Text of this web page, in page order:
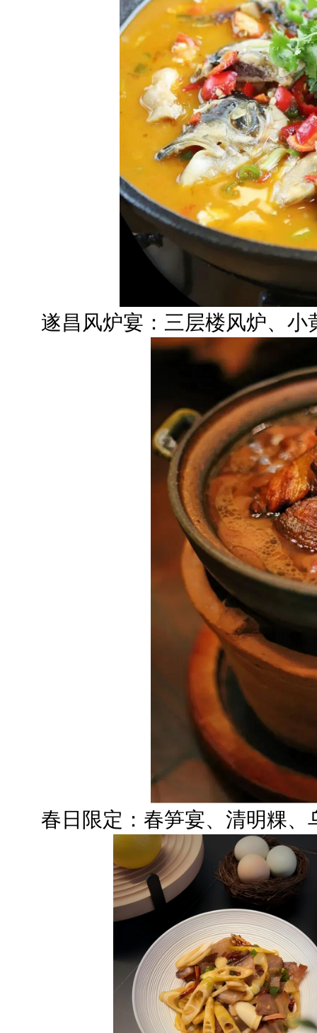
遂昌风炉宴：三层楼风炉、小
春日限定：春笋宴、清明粿、